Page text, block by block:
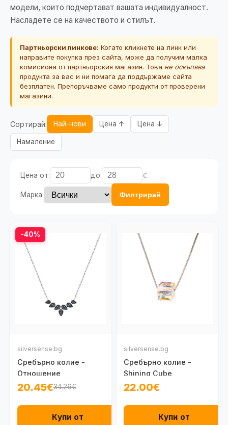
модели, които подчертават вашата индивидуалност.
Насладете се на качеството и стилът.
Партньорски линкове: Когато кликнете на линк или
направите покупка през сайта, може да получим малка
комисиона от партньорския магазин. Това не оскъпява
продукта за вас и ни помага да поддържаме сайта
безплатен. Препоръчваме само продукти от проверени
магазини.
Сортирай: Най-нови Цена ↑ Цена ↓
Намаление
Цена от: до: €
Марка: Филтрирай
-40%
silversense.bg
Сребърно колие -
Отношение
20.45€34.26€
Купи от
silversense.bg
Сребърно колие -
Shining Cube
22.00€
Купи от